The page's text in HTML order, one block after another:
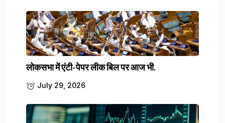
Next Article
Bihar Election Trends: NDA 192 आगे, महागठबंधन
47...
लोकसभा में एंटी-पेपर लीक बिल पर आज भी.
July 29, 2026